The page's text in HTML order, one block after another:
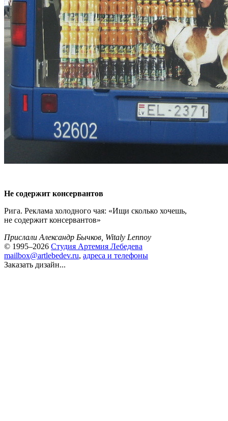
Не содержит консервантов
Рига. Реклама холодного чая: «Ищи сколько хочешь,
не содержит консервантов»
Прислали Александр Бычков, Witaly Lennoy
© 1995–2026 Студия Артемия Лебедева
mailbox@artlebedev.ru, адреса и телефоны
Заказать дизайн...